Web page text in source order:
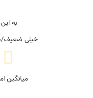
به
خیلی
میانگین